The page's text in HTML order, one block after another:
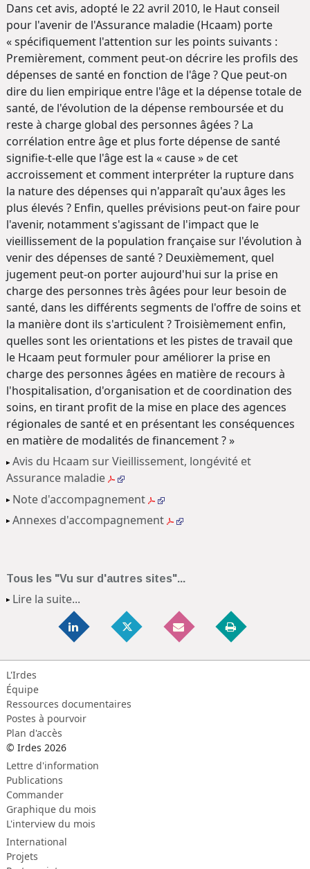
Dans cet avis, adopté le 22 avril 2010, le Haut conseil
pour l'avenir de l'Assurance maladie (Hcaam) porte
« spécifiquement l'attention sur les points suivants :
Premièrement, comment peut-on décrire les profils des
dépenses de santé en fonction de l'âge ? Que peut-on
dire du lien empirique entre l'âge et la dépense totale de
santé, de l'évolution de la dépense remboursée et du
reste à charge global des personnes âgées ? La
corrélation entre âge et plus forte dépense de santé
signifie-t-elle que l'âge est la « cause » de cet
accroissement et comment interpréter la rupture dans
la nature des dépenses qui n'apparaît qu'aux âges les
plus élevés ? Enfin, quelles prévisions peut-on faire pour
l'avenir, notamment s'agissant de l'impact que le
vieillissement de la population française sur l'évolution à
venir des dépenses de santé ? Deuxièmement, quel
jugement peut-on porter aujourd'hui sur la prise en
charge des personnes très âgées pour leur besoin de
santé, dans les différents segments de l'offre de soins et
la manière dont ils s'articulent ? Troisièmement enfin,
quelles sont les orientations et les pistes de travail que
le Hcaam peut formuler pour améliorer la prise en
charge des personnes âgées en matière de recours à
l'hospitalisation, d'organisation et de coordination des
soins, en tirant profit de la mise en place des agences
régionales de santé et en présentant les conséquences
en matière de modalités de financement ? »
Avis du Hcaam sur Vieillissement, longévité et
Assurance maladie
Note d'accompagnement
Annexes d'accompagnement
Tous les "Vu sur d'autres sites"...
Lire la suite...
L'Irdes
Équipe
Ressources documentaires
Postes à pourvoir
Plan d'accès
© Irdes 2026
Lettre d'information
Publications
Commander
Graphique du mois
L'interview du mois
International
Projets